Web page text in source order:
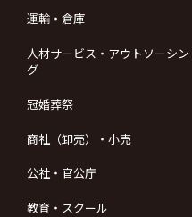
運輸・倉庫
人材サービス・アウトソーシン
グ
冠婚葬祭
商社（卸売）・小売
公社・官公庁
教育・スクール